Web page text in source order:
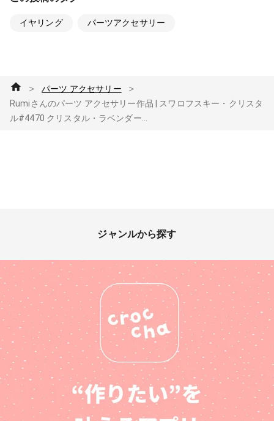
イヤリング パーツアクセサリー
＞ パーツ アクセサリー ＞
Rumiさんのパーツ アクセサリー作品 | スワロフスキー・クリスタ
ル#4470 クリスタル・ラベンダー...
ジャンルから探す